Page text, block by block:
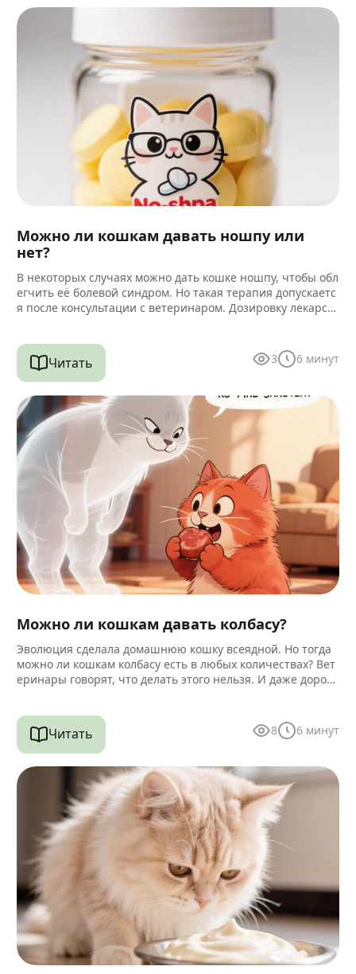
Можно ли кошкам давать ношпу или
нет?
В некоторых случаях можно дать кошке ношпу, чтобы обл
егчить её болевой синдром. Но такая терапия допускаетс
я после консультации с ветеринаром. Дозировку лекарст
Читать 3 6 минут
Можно ли кошкам давать колбасу?
Эволюция сделала домашнюю кошку всеядной. Но тогда
можно ли кошкам колбасу есть в любых количествах? Вет
еринары говорят, что делать этого нельзя. И даже дороги
Читать 8 6 минут